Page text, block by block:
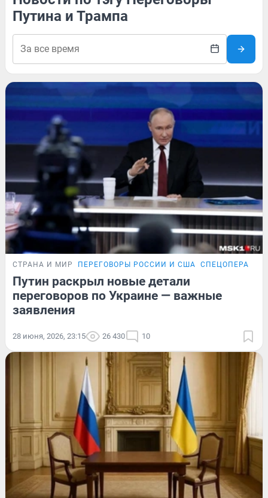
Путина и Трампа
СТРАНА И МИР ПЕРЕГОВОРЫ РОССИИ И США
Путин раскрыл новые детали
переговоров по Украине — важные
заявления
28 июня, 2026, 23:15 26 430 10